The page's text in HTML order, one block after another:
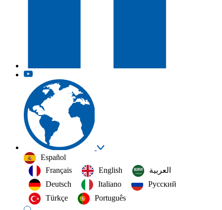
Español
Français
English
العربية‏
Deutsch
Italiano
Русский
Türkçe
Português